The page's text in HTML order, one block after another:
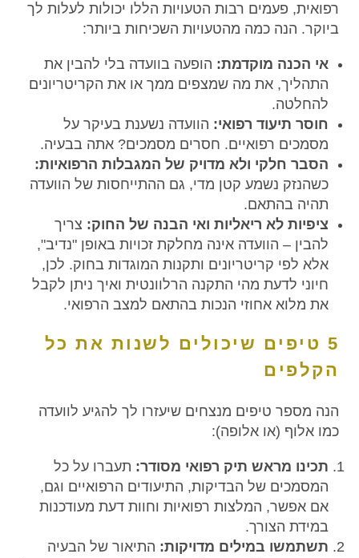
רפואית, פעמים רבות הטעויות הללו יכולות לעלות לך
ביוקר. הנה כמה מהטעויות השכיחות ביותר:
אי הכנה מוקדמת: הופעה בוועדה בלי להבין את
התהליך, את מה שמצפים ממך או את הקריטריונים
להחלטה.
חוסר תיעוד רפואי: הוועדה נשענת בעיקר על
מסמכים רפואיים. חסרים מסמכים? אתה בבעיה.
הסבר חלקי ולא מדויק של המגבלות הרפואיות:
כשהנזק נשמע קטן מדי, גם ההתייחסות של הוועדה
תהיה בהתאם.
ציפיות לא ריאליות ואי הבנה של החוק: צריך
להבין – הוועדה אינה מחלקת זכויות באופן "נדיב",
אלא לפי קריטריונים ותקנות המוגדות בחוק. לכן,
חיוני לדעת מהי התקנה הרלוונטית ואיך ניתן לקבל
את מלוא אחוזי הנכות בהתאם למצב הרפואי.
5 טיפים שיכולים לשנות את כל
הקלפים
הנה מספר טיפים מנצחים שיעזרו לך להגיע לוועדה
כמו אלוף (או אלופה):
תכינו מראש תיק רפואי מסודר: תעברו על כל
המסמכים של הבדיקות, התיעודים הרפואיים וגם,
אם אפשר, המלצות רפואיות וחוות דעת מעודכנות
במידת הצורך.
תשתמשו במילים מדויקות: התיאור של הבעיה